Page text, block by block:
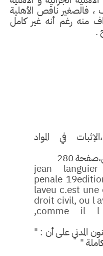
فالصغير ناقص الأهلية
رغم أنه غير كامل
في المواد
jean
penale
laveu c.est
droit civil,
,comme
علىأن : "